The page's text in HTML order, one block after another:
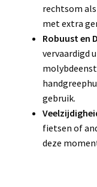
rechtsom
met extra
Robuust en
vervaardigd
gebruik.
fietsen of
deze